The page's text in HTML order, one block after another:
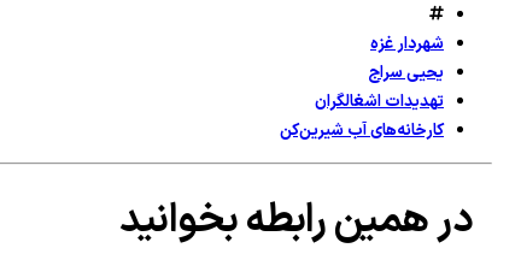
شهردار غزه
یحیی سراج
تهدیدات اشغالگران
کارخانه‌های آب شیرین‌کن
در همین رابطه بخوانید